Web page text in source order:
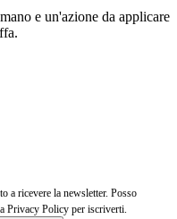
e un'azione da applicare
a ricevere la newsletter. Posso
Privacy Policy per iscriverti.